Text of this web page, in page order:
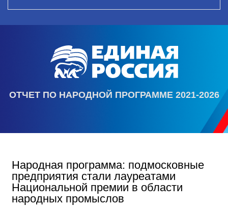
ОТЧЕТ ПО НАРОДНОЙ ПРОГРАММЕ 2021-2026
Народная программа: подмосковные
предприятия стали лауреатами
Национальной премии в области
народных промыслов